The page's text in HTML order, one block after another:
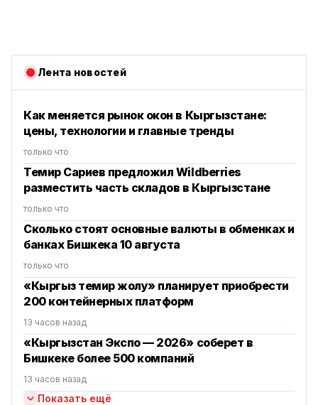
Лента новостей
Как меняется рынок окон в Кыргызстане:
цены, технологии и главные тренды
только что
Темир Сариев предложил Wildberries
разместить часть складов в Кыргызстане
только что
Сколько стоят основные валюты в обменках и
банках Бишкека 10 августа
только что
«Кыргыз темир жолу» планирует приобрести
200 контейнерных платформ
13 часов назад
«Кыргызстан Экспо — 2026» соберет в
Бишкеке более 500 компаний
13 часов назад
Показать ещё